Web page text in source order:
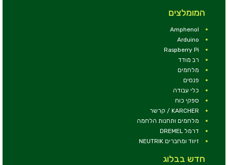
המומלצים
Amphenol
Arduino
Raspberry Pi
רב מודד
מלחמים
פנסים
כלי עבודה
ספקי כוח
KARCHER / קרשר
מלחמים ותחנות הלחמה
דרמל DREMEL
זיווד ומחברים NEUTRIK
חדש בבלוג